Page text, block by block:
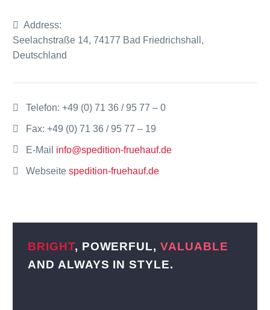
Address:
Seelachstraße 14, 74177 Bad Friedrichshall,
Deutschland
Telefon: +49 (0) 71 36 / 95 77 – 0
Fax: +49 (0) 71 36 / 95 77 – 19
E-Mail info@spedition-fruehauf.de
Webseite spedition-fruehauf.de
BRIGHT, POWERFUL,VALUABLE
AND ALWAYS IN STYLE.